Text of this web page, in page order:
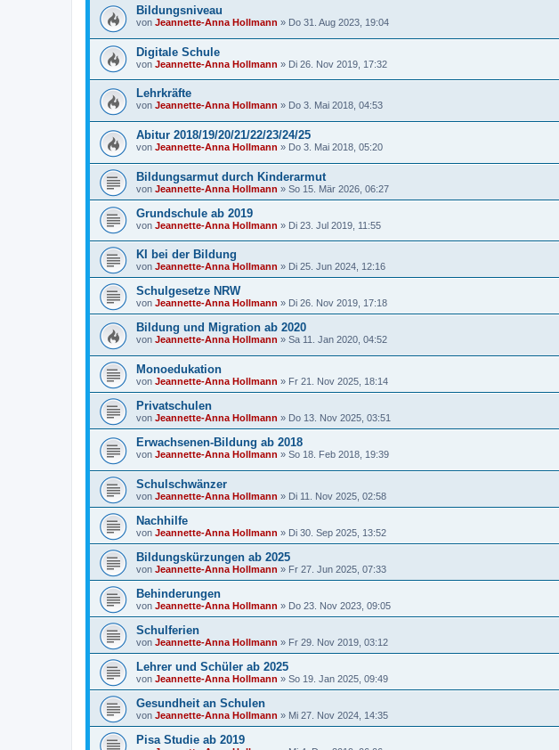
Bildungsniveau
von Jeannette-Anna Hollmann » Do 31. Aug 2023, 19:04
Digitale Schule
von Jeannette-Anna Hollmann » Di 26. Nov 2019, 17:32
Lehrkräfte
von Jeannette-Anna Hollmann » Do 3. Mai 2018, 04:53
Abitur 2018/19/20/21/22/23/24/25
von Jeannette-Anna Hollmann » Do 3. Mai 2018, 05:20
Bildungsarmut durch Kinderarmut
von Jeannette-Anna Hollmann » So 15. Mär 2026, 06:27
Grundschule ab 2019
von Jeannette-Anna Hollmann » Di 23. Jul 2019, 11:55
KI bei der Bildung
von Jeannette-Anna Hollmann » Di 25. Jun 2024, 12:16
Schulgesetze NRW
von Jeannette-Anna Hollmann » Di 26. Nov 2019, 17:18
Bildung und Migration ab 2020
von Jeannette-Anna Hollmann » Sa 11. Jan 2020, 04:52
Monoedukation
von Jeannette-Anna Hollmann » Fr 21. Nov 2025, 18:14
Privatschulen
von Jeannette-Anna Hollmann » Do 13. Nov 2025, 03:51
Erwachsenen-Bildung ab 2018
von Jeannette-Anna Hollmann » So 18. Feb 2018, 19:39
Schulschwänzer
von Jeannette-Anna Hollmann » Di 11. Nov 2025, 02:58
Nachhilfe
von Jeannette-Anna Hollmann » Di 30. Sep 2025, 13:52
Bildungskürzungen ab 2025
von Jeannette-Anna Hollmann » Fr 27. Jun 2025, 07:33
Behinderungen
von Jeannette-Anna Hollmann » Do 23. Nov 2023, 09:05
Schulferien
von Jeannette-Anna Hollmann » Fr 29. Nov 2019, 03:12
Lehrer und Schüler ab 2025
von Jeannette-Anna Hollmann » So 19. Jan 2025, 09:49
Gesundheit an Schulen
von Jeannette-Anna Hollmann » Mi 27. Nov 2024, 14:35
Pisa Studie ab 2019